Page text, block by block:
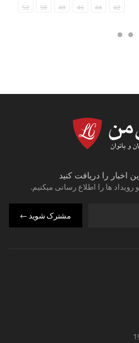
34/3642
44
46
48
50
52
اخبار را دریافت کنید
ها را اطلاع رسانی میکنیم.
مشترک شوید